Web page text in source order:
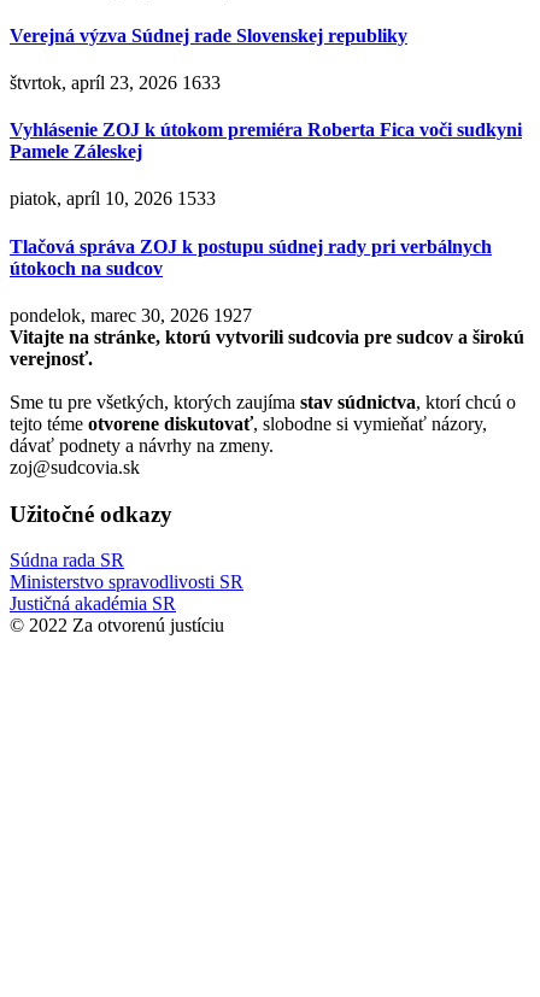
Verejná výzva Súdnej rade Slovenskej republiky
štvrtok, apríl 23, 2026 1633
Vyhlásenie ZOJ k útokom premiéra Roberta Fica voči sudkyni
Pamele Záleskej
piatok, apríl 10, 2026 1533
Tlačová správa ZOJ k postupu súdnej rady pri verbálnych
útokoch na sudcov
pondelok, marec 30, 2026 1927
Vitajte na stránke, ktorú vytvorili sudcovia pre sudcov a širokú
verejnosť.
Sme tu pre všetkých, ktorých zaujíma stav súdnictva, ktorí chcú o
tejto téme otvorene diskutovať, slobodne si vymieňať názory,
dávať podnety a návrhy na zmeny.
zoj@sudcovia.sk
Užitočné odkazy
Súdna rada SR
Ministerstvo spravodlivosti SR
Justičná akadémia SR
© 2022 Za otvorenú justíciu